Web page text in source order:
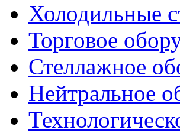
Холодильные
Торговое
Стеллажное
Нейтральное